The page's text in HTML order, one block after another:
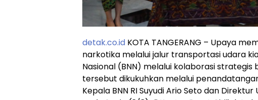
detak.co.id KOTA TANGERANG – Upaya
narkotika melalui jalur transportasi udara
Nasional (BNN) melalui kolaborasi strategis
tersebut dikukuhkan melalui
Kepala BNN RI Suyudi Ario Seto dan